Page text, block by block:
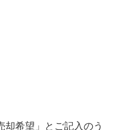
却希望」とご記入のう